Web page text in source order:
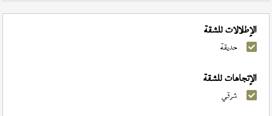
الإطلالات للشقة
حديقة
الإتجاهات للشقة
شرقي